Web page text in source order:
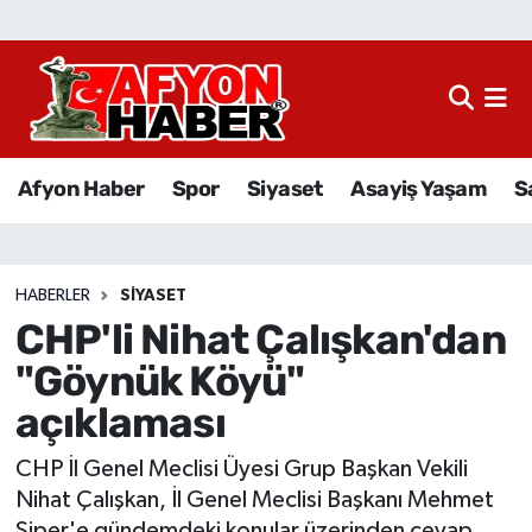
Afyon Haber Spor Siyaset Asayiş Yaşam
HABERLER SIYASET
CHP'li Nihat Çalışkan'dan
"Göynük Köyü"
açıklaması
CHP İl Genel Meclisi Üyesi Grup Başkan Vekili
Nihat Çalışkan, İl Genel Meclisi Başkanı Mehmet
Afyon Haber
Sağlık
Eğitim
Sivil Toplum
Ekonomi